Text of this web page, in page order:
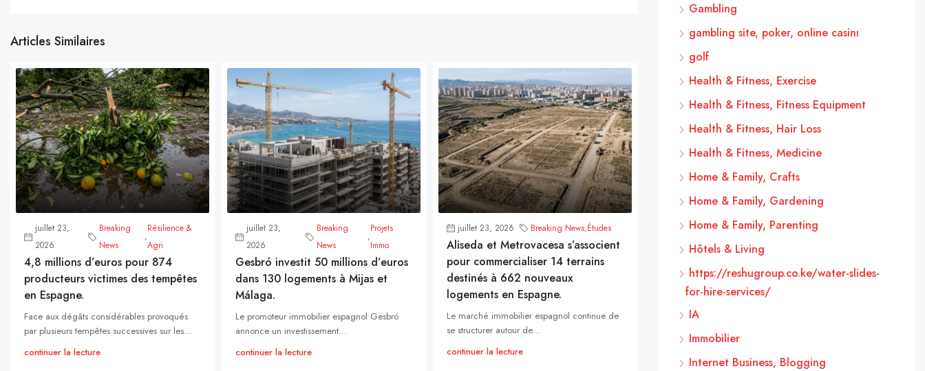
Articles Similaires
juillet 23,
2026
Breaking
News
,
Résilience &
Agri
4,8 millions d’euros pour 874
producteurs victimes des tempêtes
en Espagne.
Face aux dégâts considérables provoqués
par plusieurs tempêtes successives sur les...
continuer la lecture
juillet 23,
2026
Breaking
News
,
Projets
Immo
Gesbró investit 50 millions d’euros
dans 130 logements à Mijas et
Málaga.
Le promoteur immobilier espagnol Gesbró
annonce un investissement...
continuer la lecture
juillet 23, 2026 Breaking News,Études
Aliseda et Metrovacesa s’associent
pour commercialiser 14 terrains
destinés à 662 nouveaux
logements en Espagne.
Le marché immobilier espagnol continue de
se structurer autour de...
continuer la lecture
Gambling
gambling site, poker, online casinı
golf
Health & Fitness, Exercise
Health & Fitness, Fitness Equipment
Health & Fitness, Hair Loss
Health & Fitness, Medicine
Home & Family, Crafts
Home & Family, Gardening
Home & Family, Parenting
Hôtels & Living
https://reshugroup.co.ke/water-slides-
for-hire-services/
IA
Immobilier
Internet Business, Blogging